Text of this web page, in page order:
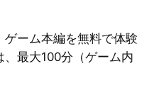
ーム本編を無料で体験
最大100分（ゲーム内